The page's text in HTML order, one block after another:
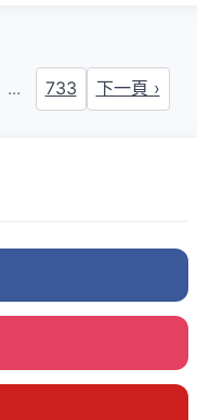
... 733 下一頁 ›